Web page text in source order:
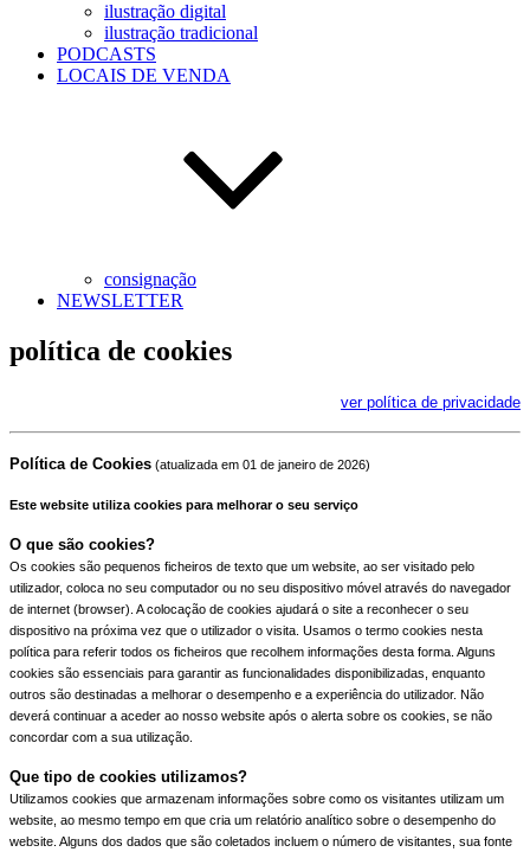
ilustração digital
ilustração tradicional
PODCASTS
LOCAIS DE VENDA
consignação
NEWSLETTER
política de cookies
ver política de privacidade
Política de Cookies (atualizada em 01 de janeiro de 2026)
Este website utiliza cookies para melhorar o seu serviço
O que são cookies?
Os cookies são pequenos ficheiros de texto que um website, ao ser visitado pelo
utilizador, coloca no seu computador ou no seu dispositivo móvel através do navegador
de internet (browser). A colocação de cookies ajudará o site a reconhecer o seu
dispositivo na próxima vez que o utilizador o visita. Usamos o termo cookies nesta
política para referir todos os ficheiros que recolhem informações desta forma. Alguns
cookies são essenciais para garantir as funcionalidades disponibilizadas, enquanto
outros são destinadas a melhorar o desempenho e a experiência do utilizador. Não
deverá continuar a aceder ao nosso website após o alerta sobre os cookies, se não
concordar com a sua utilização.
Que tipo de cookies utilizamos?
Utilizamos cookies que armazenam informações sobre como os visitantes utilizam um
website, ao mesmo tempo em que cria um relatório analítico sobre o desempenho do
website. Alguns dos dados que são coletados incluem o número de visitantes, sua fonte